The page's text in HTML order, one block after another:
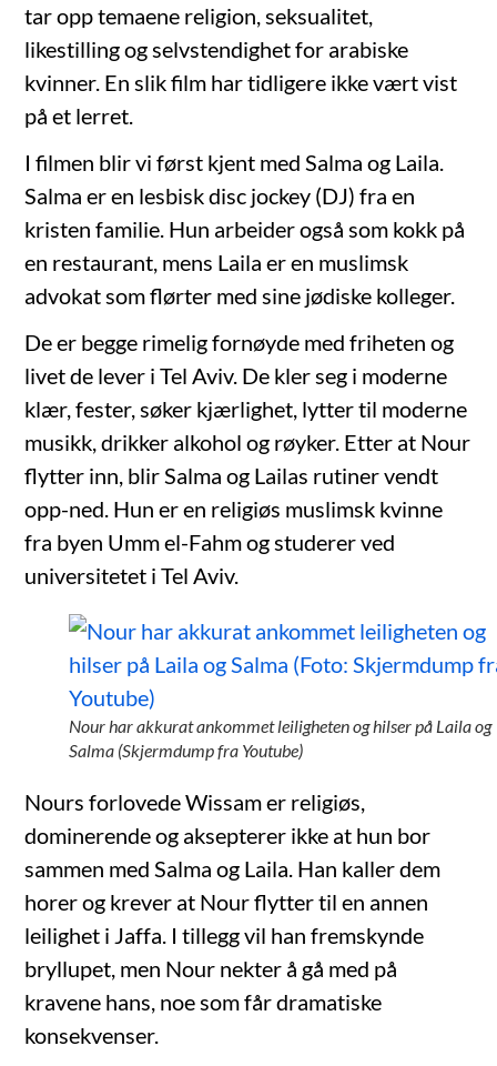
tar opp temaene religion, seksualitet,
likestilling og selvstendighet for arabiske
kvinner. En slik film har tidligere ikke vært vist
på et lerret.
I filmen blir vi først kjent med Salma og Laila.
Salma er en lesbisk disc jockey (DJ) fra en
kristen familie. Hun arbeider også som kokk på
en restaurant, mens Laila er en muslimsk
advokat som flørter med sine jødiske kolleger.
De er begge rimelig fornøyde med friheten og
livet de lever i Tel Aviv. De kler seg i moderne
klær, fester, søker kjærlighet, lytter til moderne
musikk, drikker alkohol og røyker. Etter at Nour
flytter inn, blir Salma og Lailas rutiner vendt
opp-ned. Hun er en religiøs muslimsk kvinne
fra byen Umm el-Fahm og studerer ved
universitetet i Tel Aviv.
Nour har akkurat ankommet leiligheten og hilser på Laila og
Salma (Skjermdump fra Youtube)
Nours forlovede Wissam er religiøs,
dominerende og aksepterer ikke at hun bor
sammen med Salma og Laila. Han kaller dem
horer og krever at Nour flytter til en annen
leilighet i Jaffa. I tillegg vil han fremskynde
bryllupet, men Nour nekter å gå med på
kravene hans, noe som får dramatiske
konsekvenser.